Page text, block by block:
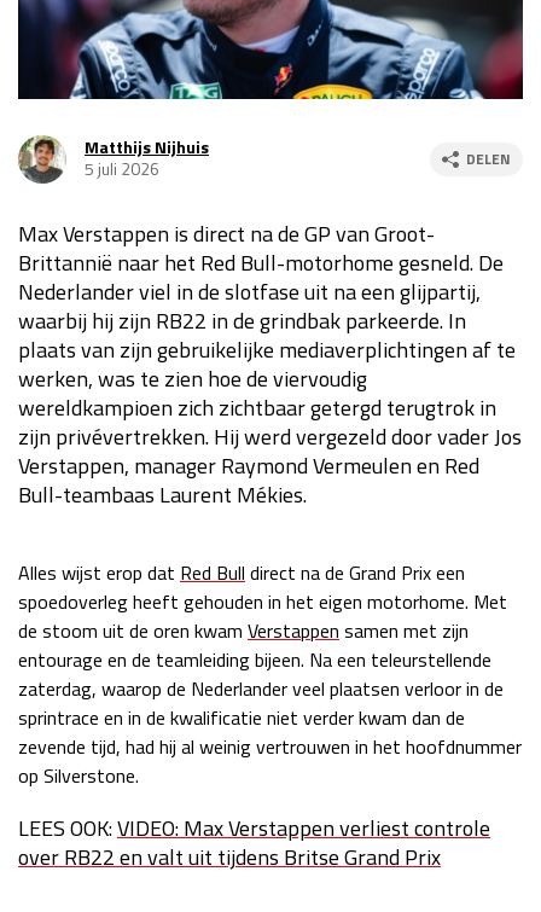
Kwalificatie
za 23:00 - 00:00
Race
zo 21:00 - 23:00
GP MEXICO 2026 30 okt - 01 nov
Race
zo 21:00 - 23:00
Kwalificatie
za 19:00 - 20:00
Race
zo 18:00 - 20:00
LAS VEGAS GRAND PRIX 2026
Kwalificatie
za 05:00 - 06:00
Race
zo 05:00 - 07:00
GP ABU DHABI 2026 04 - 06 dec
Kwalificatie
za 15:00 - 16:00
Race
zo 14:00 - 16:00
Matthijs Nijhuis
5 juli 2026
DELEN
Max Verstappen is direct na de GP van Groot-
Brittannië naar het Red Bull-motorhome gesneld. De
Nederlander viel in de slotfase uit na een glijpartij,
waarbij hij zijn RB22 in de grindbak parkeerde. In
plaats van zijn gebruikelijke mediaverplichtingen af te
werken, was te zien hoe de viervoudig
wereldkampioen zich zichtbaar getergd terugtrok in
zijn privévertrekken. Hij werd vergezeld door vader Jos
Verstappen, manager Raymond Vermeulen en Red
Bull-teambaas Laurent Mékies.
Alles wijst erop dat Red Bull direct na de Grand Prix een
spoedoverleg heeft gehouden in het eigen motorhome. Met
de stoom uit de oren kwam Verstappen samen met zijn
entourage en de teamleiding bijeen. Na een teleurstellende
zaterdag, waarop de Nederlander veel plaatsen verloor in de
sprintrace en in de kwalificatie niet verder kwam dan de
zevende tijd, had hij al weinig vertrouwen in het hoofdnummer
op Silverstone.
LEES OOK:VIDEO: Max Verstappen verliest controle
over RB22 en valt uit tijdens Britse Grand Prix